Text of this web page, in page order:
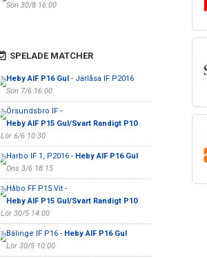
Sön 30/8 16:00
SPELADE MATCHER
Heby AIF P16 Gul- Järlåsa IF P2016
Sön 7/6 16:00
Örsundsbro IF -
Heby AIF P15 Gul/Svart Randigt P10
Lör 6/6 10:30
Harbo IF 1, P2016 - Heby AIF P16 Gul
Ons 3/6 18:15
Håbo FF P15 Vit -
Heby AIF P15 Gul/Svart Randigt P10
Lör 30/5 14:00
Bälinge IF P16 - Heby AIF P16 Gul
Lör 30/5 10:00